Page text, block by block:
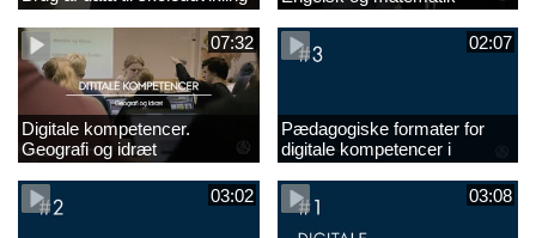
07:32
Digitale kompetencer.
Geografi og idræt
02:07
Pædagogiske formater for
digitale kompetencer i
undervisningen
03:02
03:08